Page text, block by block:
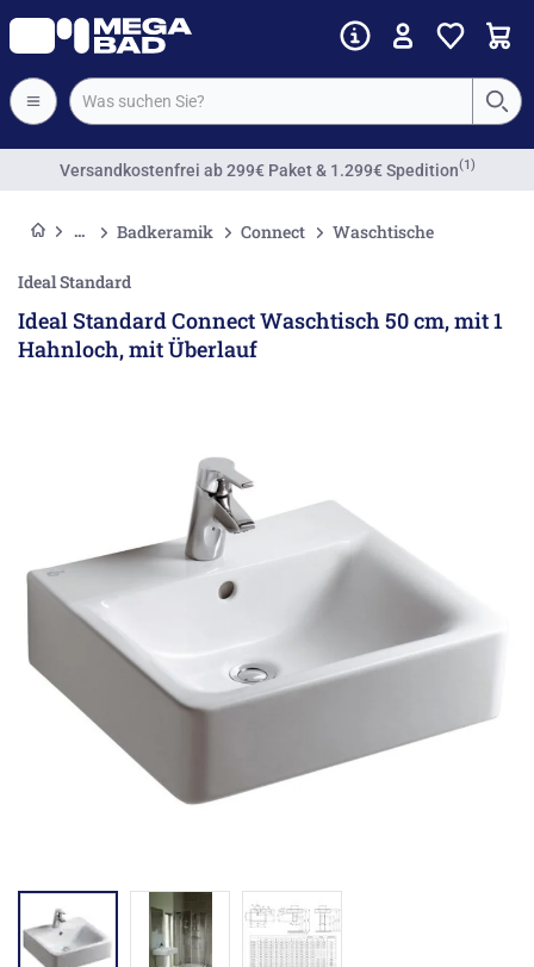
Versandkostenfrei ab 299€ Paket & 1.299€ Spedition(1)
Badkeramik Connect Waschtische
Ideal Standard
Ideal Standard Connect Waschtisch 50 cm, mit 1
Hahnloch, mit Überlauf